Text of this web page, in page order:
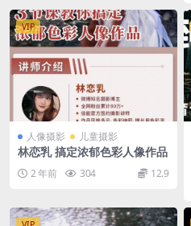
VIP
人像摄影 儿童摄影
林恋乳 搞定浓郁色彩人像作品
2 年前 304 12.9